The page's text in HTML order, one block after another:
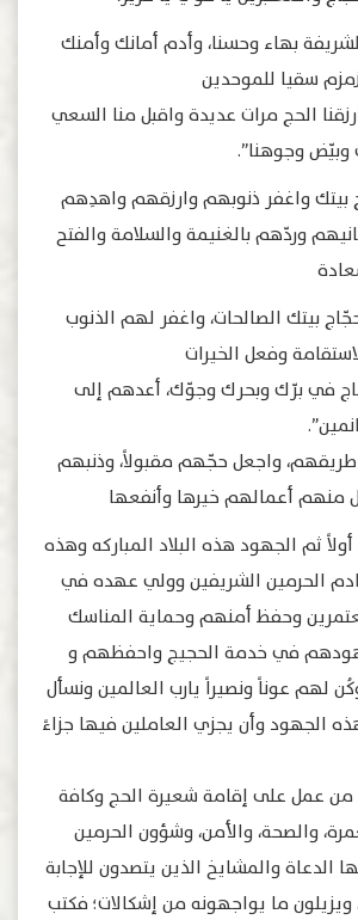
بهاء وحسنا، وأدم أمانك وأمنك
سقيا للموحدين
الحج مرات عديدة واقبل منا السعي
وجوهنا”.
بيتك واغفر ذنوبهم وارزقهم واهدِهم
وردّهم بالغنيمة والسلامة والفتح
بيتك الصالحات، واغفر لهم الذنوب
وفعل الخيرات
في برّك وبحرك وجوّك، أعدهم إلى
واجعل حجّهم مقبولاً، وذنبهم
منهم أعمالهم خيرها وأنفعها
ثم الجهود هذه البلاد المباركه وهذه
الحرمين الشريفين وولي عهده في
وحفظ أمنهم وحماية المناسك
في خدمة الحجيج واحفظهم و
لهم عوناً ونصيراً يارب العالمين ونسأل
الجهود وأن يجزي العاملين فيها جزاءً
عمل على إقامة شعيرة الحج وكافة
والصحة، والأمن، وشؤون الحرمين
الدعاة والمشايخ الذين يتصدون للإجابة
ويزيلون ما يواجهونه من إشكالات؛ فكتب